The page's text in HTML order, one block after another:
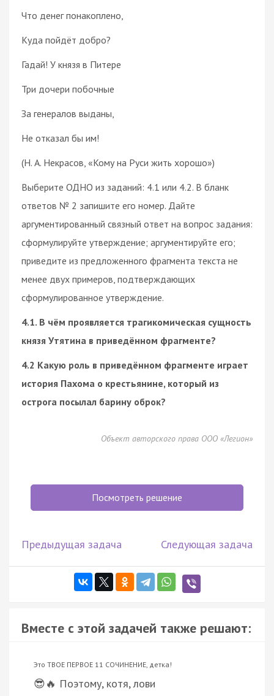
Что денег понакоплено,
Куда пойдёт добро?
Гадай! У князя в Питере
Три дочери побочные
За генералов выданы,
Не отказал бы им!
(Н. А. Некрасов, «Кому на Руси жить хорошо»)
Выберите ОДНО из заданий: 4.1 или 4.2. В бланк
ответов № 2 запишите его номер. Дайте
аргументированный связный ответ на вопрос задания:
сформулируйте утверждение; аргументируйте его;
приведите из предложенного фрагмента текста не
менее двух примеров, подтверждающих
сформулированное утверждение.
4.1. В чём проявляется трагикомическая сущность
князя Утятина в приведённом фрагменте?
4.2 Какую роль в приведённом фрагменте играет
история Пахома о крестьянине, который из
острога посылал барину оброк?
Объект авторского права ООО «Легион»
Посмотреть решение
Предыдущая задача Следующая задача
Вместе с этой задачей также решают:
Это ТВОЕ ПЕРВОЕ 11 СОЧИНЕНИЕ, детка!
😎🔥 Поэтому, котя, лови